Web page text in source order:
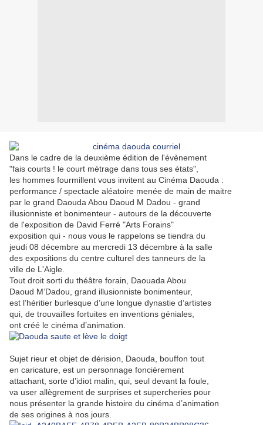
Dans le cadre de la deuxième édition de l'évènement
"fais courts ! le court métrage dans tous ses états",
les hommes fourmillent vous invitent au Cinéma Daouda :
performance / spectacle aléatoire menée de main de maitre
par le grand Daouda Abou Daoud M Dadou - grand
illusionniste et bonimenteur - autours de la découverte
de l'exposition de David Ferré "Arts Forains"
exposition qui - nous vous le rappelons se tiendra du
jeudi 08 décembre au mercredi 13 décembre à la salle
des expositions du centre culturel des tanneurs de la
ville de L'Aigle.
Tout droit sorti du théâtre forain, Daouada Abou
Daoud M’Dadou, grand illusionniste bonimenteur,
est l’héritier burlesque d’une longue dynastie d’artistes
qui, de trouvailles fortuites en inventions géniales,
ont créé le cinéma d’animation.
Sujet rieur et objet de dérision, Daouda, bouffon tout
en caricature, est un personnage foncièrement
attachant, sorte d’idiot malin, qui, seul devant la foule,
va user allègrement de surprises et supercheries pour
nous présenter la grande histoire du cinéma d’animation
de ses origines à nos jours.